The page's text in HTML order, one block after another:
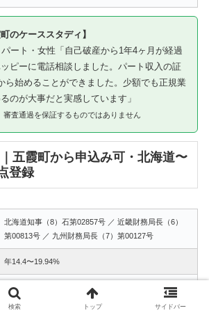
のケーススタディ】
ート・女性「自己破産から1年4ヶ月が経過
ピーに電話相談しました。パート収入の証
ら始めることができました。少額でも正規業
のが大事だと実感しています」
査通過を保証するものではありません
五霞町から申込み可・北海道〜
登録
北海道知事（8）石第02857号 ／ 近畿財務局長（6）
第00813号 ／ 九州財務局長（7）第00127号
年14.4〜19.94%
1万〜50万円
検索 トップ サイドバー